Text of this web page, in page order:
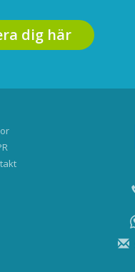
dig här